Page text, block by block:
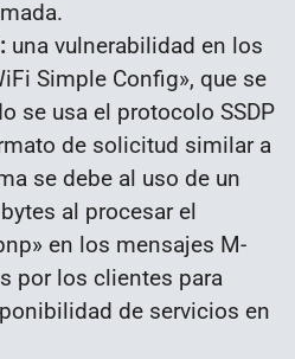
una vulnerabilidad en los
Simple Config», que se
se usa el protocolo SSDP
de solicitud similar a
se debe al uso de un
al procesar el
en los mensajes M-
por los clientes para
de servicios en